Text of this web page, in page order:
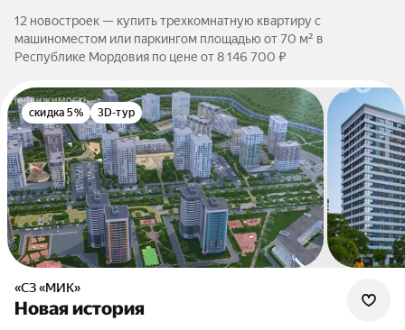
12 новостроек — купить трехкомнатную квартиру с
машиноместом или паркингом площадью от 70 м² в
Республике Мордовия по цене от 8 146 700 ₽
скидка 5% 3D-тур
«СЗ «МИК»
Новая история